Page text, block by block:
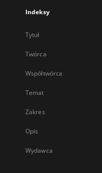
Indeksy
Tytuł
Twórca
Współtwórca
Temat
Zakres
Opis
Wydawca